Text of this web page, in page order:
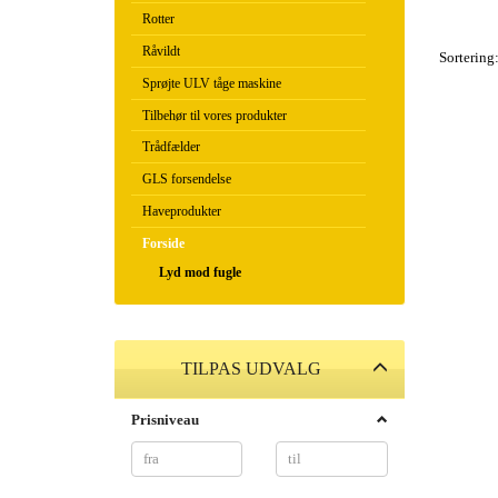
Rotter
Råvildt
Sprøjte ULV tåge maskine
Tilbehør til vores produkter
Trådfælder
GLS forsendelse
Haveprodukter
Forside
Lyd mod fugle
TILPAS UDVALG
Prisniveau
Sortering: